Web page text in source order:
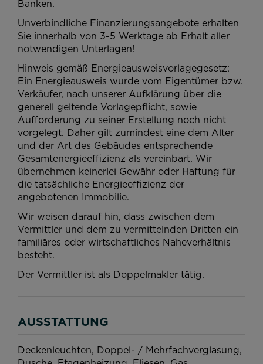
Banken.
Unverbindliche Finanzierungsangebote erhalten
Sie innerhalb von 3-5 Werktage ab Erhalt aller
notwendigen Unterlagen!
Hinweis gemäß Energieausweisvorlagegesetz:
Ein Energieausweis wurde vom Eigentümer bzw.
Verkäufer, nach unserer Aufklärung über die
generell geltende Vorlagepflicht, sowie
Aufforderung zu seiner Erstellung noch nicht
vorgelegt. Daher gilt zumindest eine dem Alter
und der Art des Gebäudes entsprechende
Gesamtenergieeffizienz als vereinbart. Wir
übernehmen keinerlei Gewähr oder Haftung für
die tatsächliche Energieeffizienz der
angebotenen Immobilie.
Wir weisen darauf hin, dass zwischen dem
Vermittler und dem zu vermittelnden Dritten ein
familiäres oder wirtschaftliches Naheverhältnis
besteht.
Der Vermittler ist als Doppelmakler tätig.
AUSSTATTUNG
Deckenleuchten Doppel- / Mehrfachverglasung